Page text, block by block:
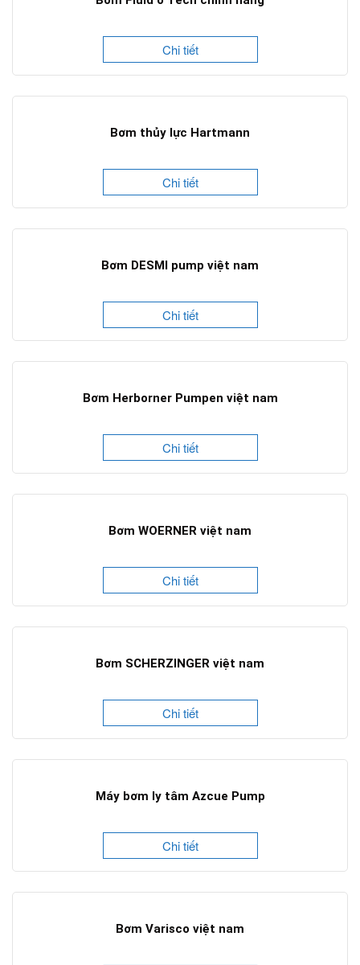
Chi tiết
Bơm thủy lực Hartmann
Chi tiết
Bơm DESMI pump việt nam
Chi tiết
Bơm Herborner Pumpen việt nam
Chi tiết
Bơm WOERNER việt nam
Chi tiết
Bơm SCHERZINGER việt nam
Chi tiết
Máy bơm ly tâm Azcue Pump
Chi tiết
Bơm Varisco việt nam